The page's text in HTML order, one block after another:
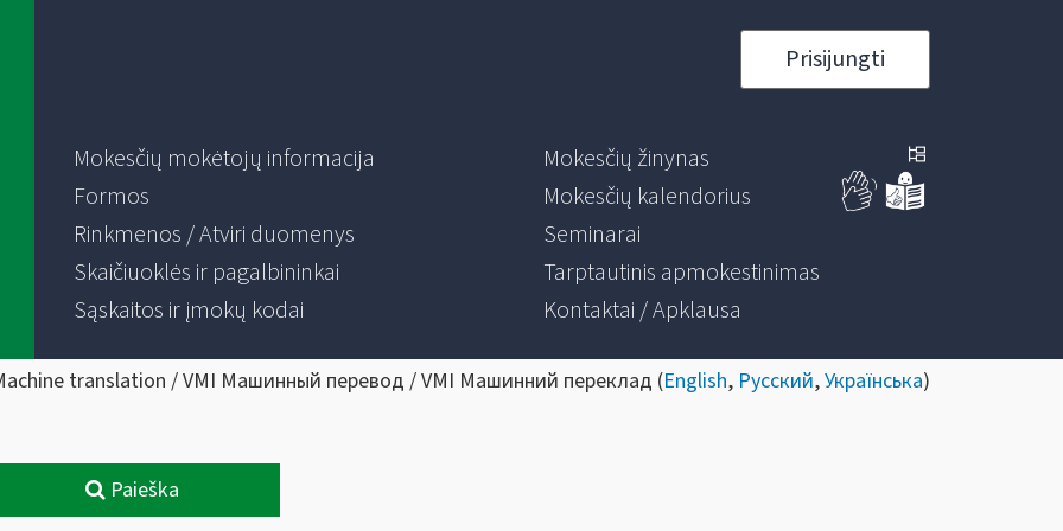
Prisijungti
Mokesčių mokėtojų informacija
Formos
Rinkmenos / Atviri duomenys
Skaičiuoklės ir pagalbininkai
Sąskaitos ir įmokų kodai
Mokesčių žinynas
Mokesčių kalendorius
Seminarai
Tarptautinis apmokestinimas
Kontaktai / Apklausa
translation / VMI Машинный перевод / VMI Машинний переклад (English, Русский,Українська)
Paieška